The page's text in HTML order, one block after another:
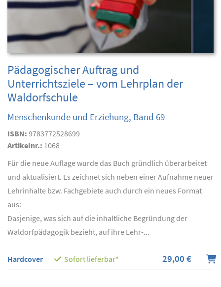
Pädagogischer Auftrag und
Unterrichtsziele – vom Lehrplan der
Waldorfschule
Menschenkunde und Erziehung, Band 69
ISBN: 9783772528699
Artikelnr.: 1068
Für die neue Auflage wurde das Buch gründlich überarbeitet
und aktualisiert. Es zeichnet sich neben einer Aufnahme neuer
Lehrinhalte bzw. Fachgebiete auch durch ein neues Format
aus:
Dasjenige, was sich auf die inhaltliche Begründung der
Waldorfpädagogik bezieht, auf ihre Lehr-...
Hardcover Sofort lieferbar* 29,00 €